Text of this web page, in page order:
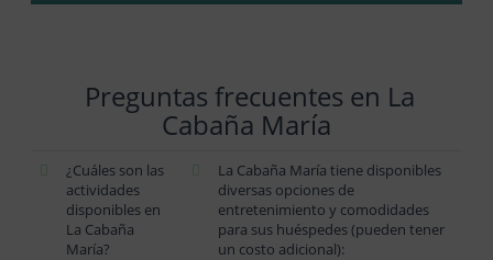
Preguntas frecuentes en La
Cabaña María
¿Cuáles son las
actividades
disponibles en
La Cabaña
María?
La Cabaña María tiene disponibles
diversas opciones de
entretenimiento y comodidades
para sus huéspedes (pueden tener
un costo adicional):